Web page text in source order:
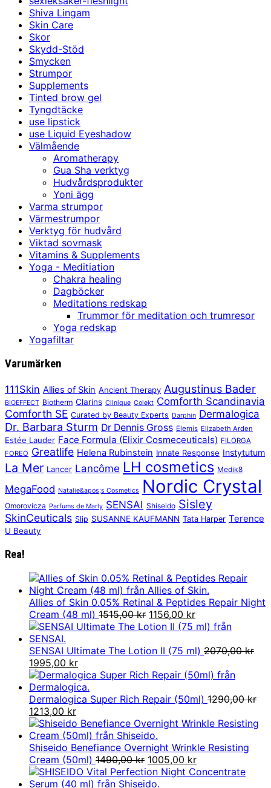
Shiva Lingam
Skin Care
Skor
Skydd-Stöd
Smycken
Strumpor
Supplements
Tinted brow gel
Tyngdtäcke
use lipstick
use Liquid Eyeshadow
Välmående
Aromatherapy
Gua Sha verktyg
Hudvårdsprodukter
Yoni ägg
Varma strumpor
Värmestrumpor
Verktyg för hudvård
Viktad sovmask
Vitamins & Supplements
Yoga - Meditiation
Chakra healing
Dagböcker
Meditations redskap
Trummor för meditation och trumresor
Yoga redskap
Yogafiltar
Varumärken
111Skin Allies of Skin Ancient Therapy Augustinus Bader
BIOEFFECT Biotherm Clarins Clinique Colekt Comforth Scandinavia
Comforth SE Curated by Beauty Experts Darphin Dermalogica
Dr. Barbara Sturm Dr Dennis Gross Elemis Elizabeth Arden
Estée Lauder Face Formula (Elixir Cosmeceuticals) FILORGA
FOREO Greatlife Helena Rubinstein Innate Response Instytutum
La Mer Lancer Lancôme LH cosmetics Medik8
MegaFood Natalie&apos;s Cosmetics Nordic Crystal
Omorovicza Parfums de Marly SENSAI Shiseido Sisley
SkinCeuticals Slip SUSANNE KAUFMANN Tata Harper Terence
U Beauty
Rea!
Allies of Skin 0.05% Retinal & Peptides Repair Night
Cream (48 ml) 1515,00kr Det
ursprungliga
var:
1156,00 krDet
nuvarande
är:
SENSAI Ultimate The Lotion II (75 ml) 2070,00kr
Det
ursprungliga
priset
var:
2070,00 kr.
1995,00 krDet
nuvarande
priset
är:
Dermalogica Super Rich Repair (50ml) 1290,00kr
Det
ursprungliga
priset
var:
1290,00 kr.
1213,00 krDet
nuvarande
priset
är:
1213,00 kr.
Shiseido Benefiance Overnight Wrinkle Resisting
Cream (50ml) 1490,00kr Det
ursprungliga
priset
1005,00 krDet
nuvarande